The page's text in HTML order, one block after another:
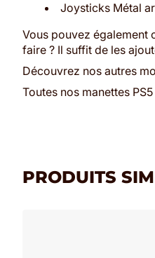
Joysticks Métal
Vous pouvez également
faire ? Il suffit de les
Découvrez nos autres
Toutes nos manettes
PRODUITS